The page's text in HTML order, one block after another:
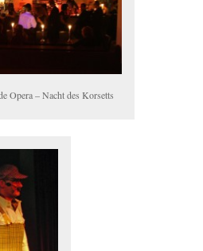
Opera – Nacht des Korsetts